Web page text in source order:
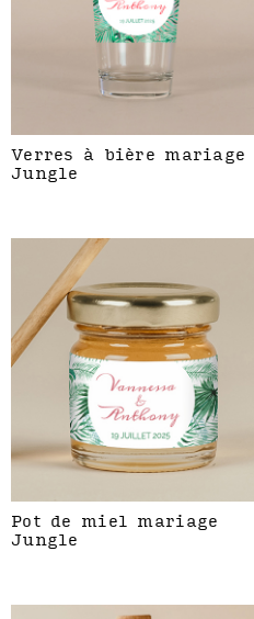
Verres à bière mariage
Jungle
Pot de miel mariage
Jungle